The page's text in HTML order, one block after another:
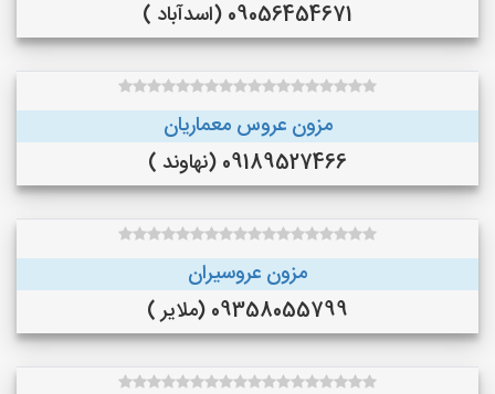
09056454671 (اسدآباد )
مزون عروس معماریان
09189527466 (نهاوند )
مزون عروسیران
09358055799 (ملایر )